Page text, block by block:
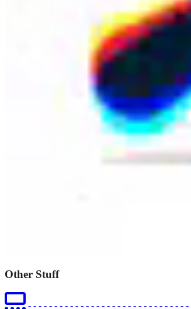
Other Stuff
- - - - - - - - - - - - - - - - - - - - - - - - - - - - - -